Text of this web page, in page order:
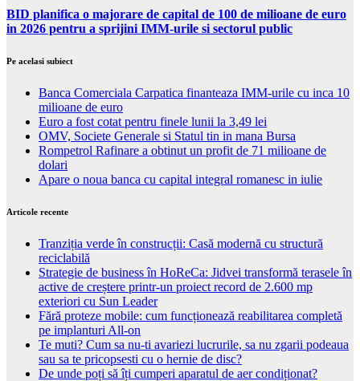
BID planifica o majorare de capital de 100 de milioane de euro
in 2026 pentru a sprijini IMM-urile si sectorul public
Pe acelasi subiect
Banca Comerciala Carpatica finanteaza IMM-urile cu inca 10
milioane de euro
Euro a fost cotat pentru finele lunii la 3,49 lei
OMV, Societe Generale si Statul tin in mana Bursa
Rompetrol Rafinare a obtinut un profit de 71 milioane de
dolari
Apare o noua banca cu capital integral romanesc in iulie
Articole recente
Tranziția verde în construcții: Casă modernă cu structură
reciclabilă
Strategie de business în HoReCa: Jidvei transformă terasele în
active de creștere printr-un proiect record de 2.600 mp
exteriori cu Sun Leader
Fără proteze mobile: cum funcționează reabilitarea completă
pe implanturi All-on
Te muti? Cum sa nu-ti avariezi lucrurile, sa nu zgarii podeaua
sau sa te pricopsesti cu o hernie de disc?
De unde poți să îți cumperi aparatul de aer condiționat?